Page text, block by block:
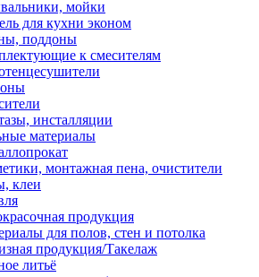
мойки
для кухни эконом
поддоны
к смесителям
инсталляции
материалы
монтажная пена, очистители
клеи
продукция
для полов, стен и потолка
продукция/Такелаж
литьё